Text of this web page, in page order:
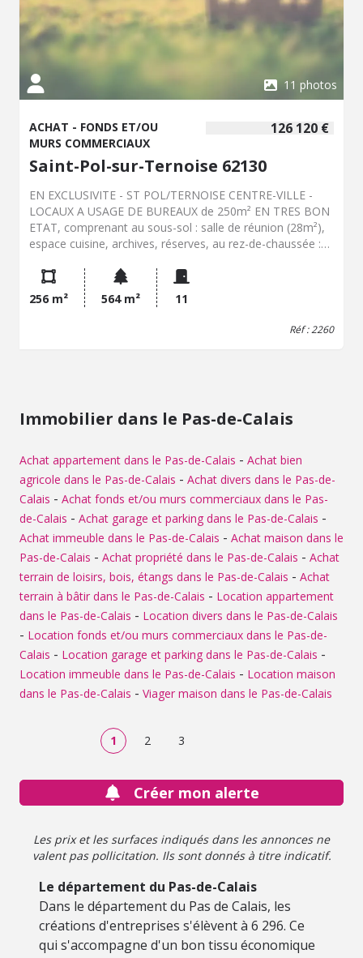
11 photos
126 120 €
ACHAT - FONDS ET/OU
MURS COMMERCIAUX
Saint-Pol-sur-Ternoise 62130
EN EXCLUSIVITE - ST POL/TERNOISE CENTRE-VILLE -
LOCAUX A USAGE DE BUREAUX de 250m² EN TRES BON
ETAT, comprenant au sous-sol : salle de réunion (28m²),
espace cuisine, archives, réserves, au rez-de-chaussée :
hommes, couloir desservant 5 bureaux (3 bureaux
doubles d'env. 26m² chacun, et 2 bureaux simple d'env.
14m² chacun). Espace optimisé avec de nombreux
256 m² 564 m² 11
Réf : 2260
Immobilier dans le Pas-de-Calais
Achat appartement dans le Pas-de-Calais - Achat bien
agricole dans le Pas-de-Calais - Achat divers dans le Pas-de-
Calais - Achat fonds et/ou murs commerciaux dans le Pas-
de-Calais - Achat garage et parking dans le Pas-de-Calais -
Achat immeuble dans le Pas-de-Calais - Achat maison dans le
Pas-de-Calais - Achat propriété dans le Pas-de-Calais - Achat
terrain de loisirs, bois, étangs dans le Pas-de-Calais - Achat
terrain à bâtir dans le Pas-de-Calais - Location appartement
dans le Pas-de-Calais - Location divers dans le Pas-de-Calais
- Location fonds et/ou murs commerciaux dans le Pas-de-
Calais - Location garage et parking dans le Pas-de-Calais -
Location immeuble dans le Pas-de-Calais - Location maison
dans le Pas-de-Calais - Viager maison dans le Pas-de-Calais
1 2 3
Créer mon alerte
Les prix et les surfaces indiqués dans les annonces ne
valent pas pollicitation. Ils sont donnés à titre indicatif.
Le département du Pas-de-Calais
Dans le département du Pas de Calais, les
créations d'entreprises s'élèvent à 6 296. Ce
qui s'accompagne d'un bon tissu économique